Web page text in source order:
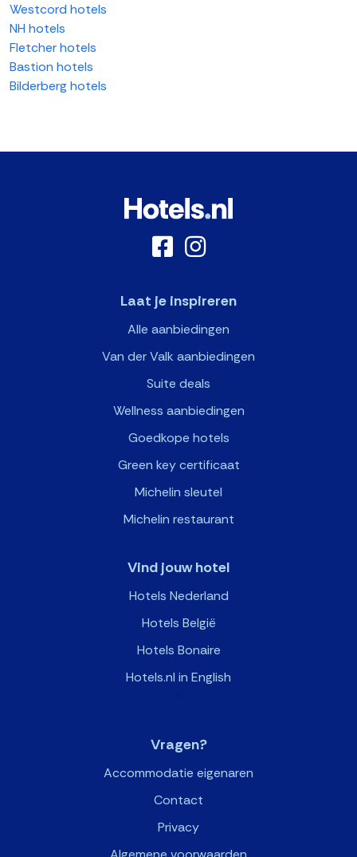
Westcord hotels
NH hotels
Fletcher hotels
Bastion hotels
Bilderberg hotels
Laat je inspireren
Alle aanbiedingen
Van der Valk aanbiedingen
Suite deals
Wellness aanbiedingen
Goedkope hotels
Green key certificaat
Michelin sleutel
Michelin restaurant
Vind jouw hotel
Hotels Nederland
Hotels België
Hotels Bonaire
Hotels.nl in English
>
Vragen?
Accommodatie eigenaren
Contact
Privacy